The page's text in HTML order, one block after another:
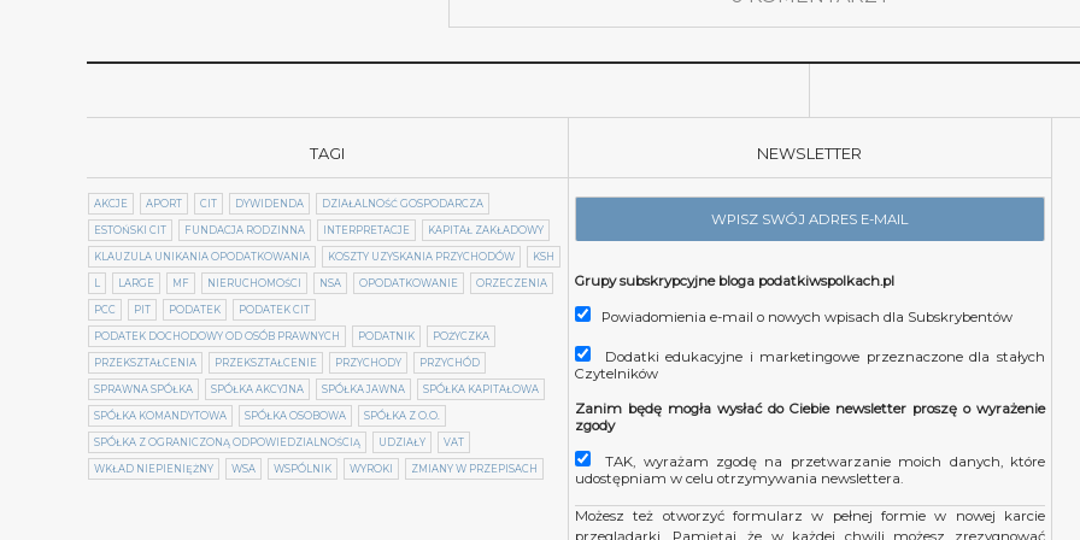
TAGI
AKCJE APORT CIT DYWIDENDA DZIAŁALNOŚĆ GOSPODARCZA
ESTOŃSKI CIT FUNDACJA RODZINNA INTERPRETACJE KAPITAŁ ZAKŁADOWY
KLAUZULA UNIKANIA OPODATKOWANIA KOSZTY UZYSKANIA PRZYCHODÓW KSH
L LARGE MF NIERUCHOMOŚCI NSA OPODATKOWANIE ORZECZENIA
PCC PIT PODATEK PODATEK CIT
PODATEK DOCHODOWY OD OSÓB PRAWNYCH PODATNIK POŻYCZKA
PRZEKSZTAŁCENIA PRZEKSZTAŁCENIE PRZYCHODY PRZYCHÓD
SPRAWNA SPÓŁKA SPÓŁKA AKCYJNA SPÓŁKA JAWNA SPÓŁKA KAPITAŁOWA
SPÓŁKA KOMANDYTOWA SPÓŁKA OSOBOWA SPÓŁKA Z O.O.
SPÓŁKA Z OGRANICZONĄ ODPOWIEDZIALNOŚCIĄ UDZIAŁY VAT
WKŁAD NIEPIENIĘŻNY WSA WSPÓLNIK WYROKI ZMIANY W PRZEPISACH
NEWSLETTER
Grupy subskrypcyjne bloga podatkiwspolkach.pl
Powiadomienia e-mail o nowych wpisach dla Subskrybentów
Dodatki edukacyjne i marketingowe przeznaczone dla stałych
Czytelników
Zanim będę mogła wysłać do Ciebie newsletter proszę o wyrażenie
zgody
TAK, wyrażam zgodę na przetwarzanie moich danych, które
udostępniam w celu otrzymywania newslettera.
Możesz też otworzyć formularz w pełnej formie w nowej karcie
przeglądarki.
Pamiętaj, że w każdej chwili możesz zrezygnować